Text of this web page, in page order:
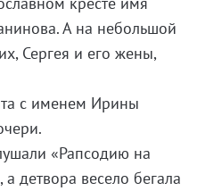
А на небольшой
Сергея и его жены,
с именем Ирины
«Рапсодию на
детвора весело бегала